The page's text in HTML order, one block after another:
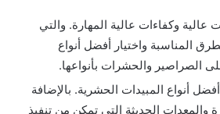
عالية وكفاءات عالية المهارة. والتي
المناسبة واختيار أفضل أنواع
الصراصير والحشرات بأنواعها.
أنواع المبيدات الحشرية. بالإضافة
والمعدات الحديثة التي تمكن من تنفيذ